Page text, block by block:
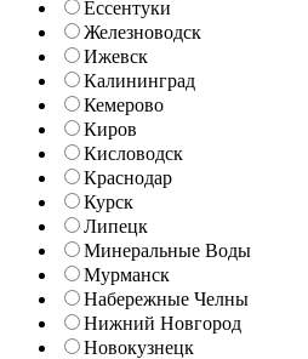
Ессентуки
Железноводск
Ижевск
Калининград
Кемерово
Киров
Кисловодск
Краснодар
Курск
Липецк
Минеральные Воды
Мурманск
Набережные Челны
Нижний Новгород
Новокузнецк